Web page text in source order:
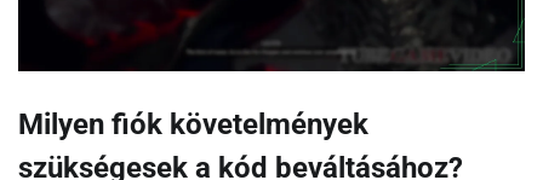
Milyen fiók követelmények
szükségesek a kód beváltásához?